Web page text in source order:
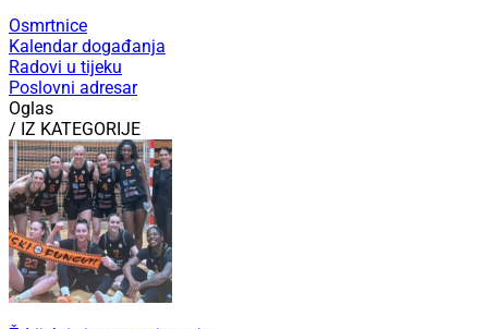
Osmrtnice
Kalendar događanja
Radovi u tijeku
Poslovni adresar
Oglas
/ IZ KATEGORIJE